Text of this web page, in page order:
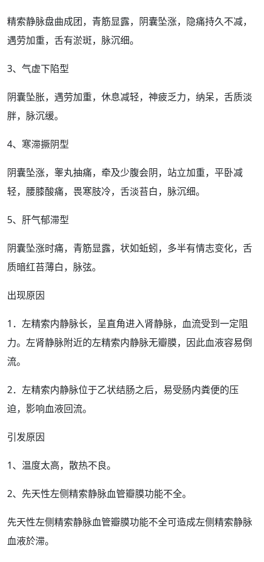
精索静脉盘曲成团，青筋显露，阴囊坠涨，隐痛持久不减，
遇劳加重，舌有淤斑，脉沉细。
3、 气虚下陷型
阴囊坠胀，遇劳加重，休息减轻，神疲乏力，纳呆，舌质淡
胖，脉沉缓。
4、寒滞撅阴型
阴囊坠涨，睾丸抽痛，牵及少腹会阴，站立加重，平卧减
轻， 腰膝酸痛， 畏寒肢冷，舌淡苔白，脉沉细。
5、肝气郁滞型
阴囊坠涨时痛，青筋显露，状如蚯蚓，多半有情志变化，舌
质暗红苔薄白，脉弦。
出现原因
1．左精索内静脉长，呈直角进入肾静脉，血流受到一定阻
力。左肾静脉附近的左精索内静脉无瓣膜，因此血液容易倒
流。
2．左精索内静脉位于乙状结肠之后，易受肠内粪便的压
迫， 影响血液回流。
引发原因
1、温度太高，散热不良。
2、先天性左侧精索静脉血管瓣膜功能不全。
先天性左侧精索静脉血管瓣膜功能不全可造成左侧精索静脉
血液於滞。